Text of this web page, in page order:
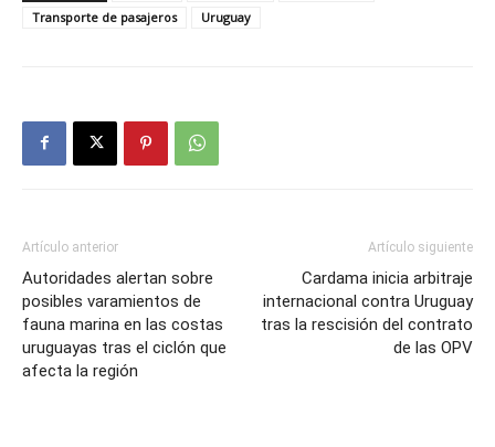
Transporte de pasajeros
Uruguay
Artículo anterior
Autoridades alertan sobre
posibles varamientos de
fauna marina en las costas
uruguayas tras el ciclón que
afecta la región
Artículo siguiente
Cardama inicia arbitraje
internacional contra Uruguay
tras la rescisión del contrato
de las OPV